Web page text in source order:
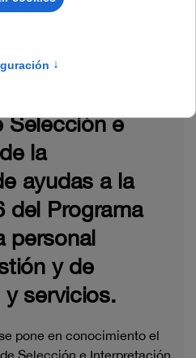
10:21
Selección e
la
ayudas a la
del Programa
personal
y de
servicios.
pone en conocimiento el
Selección e Interpretación